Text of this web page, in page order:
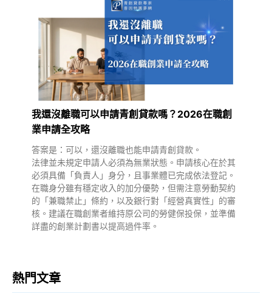
我還沒離職可以申請青創貸款嗎？2026在職創
業申請全攻略
答案是：可以，還沒離職也能申請青創貸款。
法律並未規定申請人必須為無業狀態。申請核心在於其
必須具備「負責人」身分，且事業體已完成依法登記。
在職身分雖有穩定收入的加分優勢，但需注意勞動契約
的「兼職禁止」條約，以及銀行對「經營真實性」的審
核。建議在職創業者維持原公司的勞健保投保，並準備
詳盡的創業計劃書以提高過件率。
熱門文章